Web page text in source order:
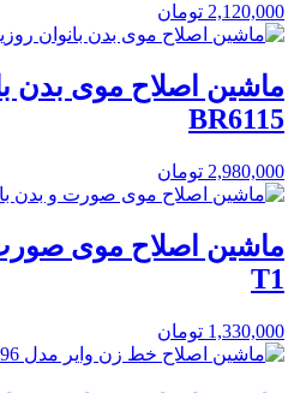
2,120,000 تومان
ماشین اصلاح موی بدن
BR6115
2,980,000 تومان
ماشین اصلاح موی
T1
1,330,000 تومان